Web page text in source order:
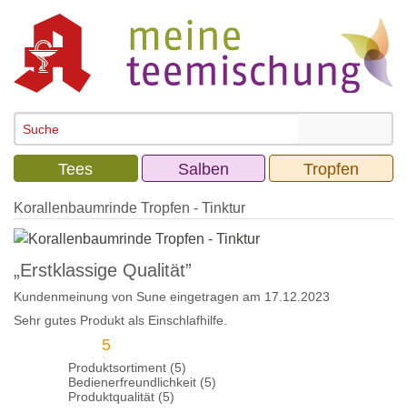
Tees Salben Tropfen
Korallenbaumrinde Tropfen - Tinktur
„Erstklassige Qualität”
Kundenmeinung von Sune eingetragen am 17.12.2023
Sehr gutes Produkt als Einschlafhilfe.
5
Produktsortiment (5)
Bedienerfreundlichkeit (5)
Produktqualität (5)